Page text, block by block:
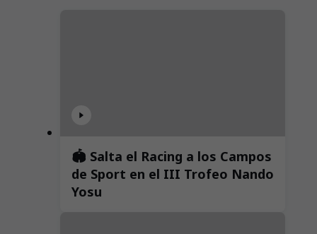
🏟️ Salta el Racing a los Campos
de Sport en el III Trofeo Nando
Yosu